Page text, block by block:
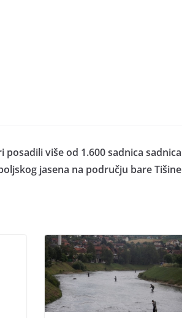
posadili više od 1.600 sadnica sadnica
jasena na području bare Tišine